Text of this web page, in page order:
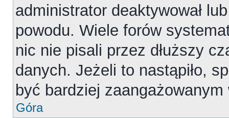
administrator deaktywował
powodu. Wiele forów
nic nie pisali przez dłuższy
danych. Jeżeli to nastąpiło,
być bardziej
Góra